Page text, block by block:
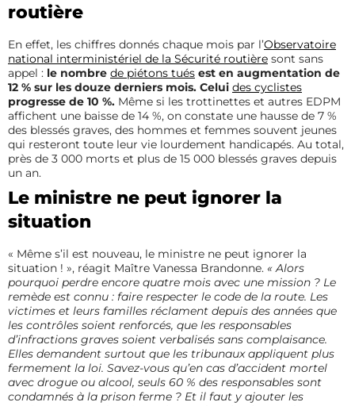
routière
En effet, les chiffres donnés chaque mois par l’Observatoire
national interministériel de la Sécurité routière sont sans
appel : le nombre de piétons tués est en augmentation de
12 % sur les douze derniers mois. Celui des cyclistes
progresse de 10 %. Même si les trottinettes et autres EDPM
affichent une baisse de 14 %, on constate une hausse de 7 %
des blessés graves, des hommes et femmes souvent jeunes
qui resteront toute leur vie lourdement handicapés. Au total,
près de 3 000 morts et plus de 15 000 blessés graves depuis
un an.
Le ministre ne peut ignorer la
situation
« Même s’il est nouveau, le ministre ne peut ignorer la
situation ! », réagit Maître Vanessa Brandonne. « Alors
pourquoi perdre encore quatre mois avec une mission ? Le
remède est connu : faire respecter le code de la route. Les
victimes et leurs familles réclament depuis des années que
les contrôles soient renforcés, que les responsables
d’infractions graves soient verbalisés sans complaisance.
Elles demandent surtout que les tribunaux appliquent plus
fermement la loi. Savez-vous qu’en cas d’accident mortel
avec drogue ou alcool, seuls 60 % des responsables sont
condamnés à la prison ferme ? Et il faut y ajouter les